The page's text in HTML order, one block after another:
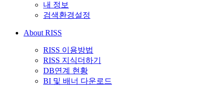
내 정보
검색환경설정
About RISS
RISS 이용방법
RISS 지식더하기
DB연계 현황
BI 및 배너 다운로드